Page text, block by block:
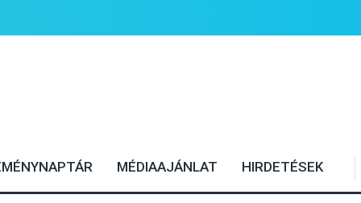
MÉDIAAJÁNLAT HIRDETÉSEK